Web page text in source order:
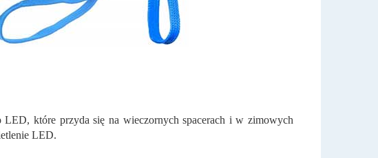
LED, które przyda się na wieczornych spacerach i w zimowych
LED.